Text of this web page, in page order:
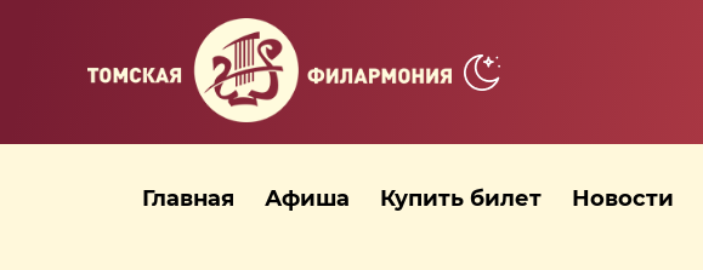
Главная Афиша Купить билет Новости